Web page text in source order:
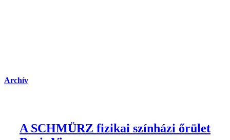
Archív
A SCHMÜRZ fizikai színházi őrület